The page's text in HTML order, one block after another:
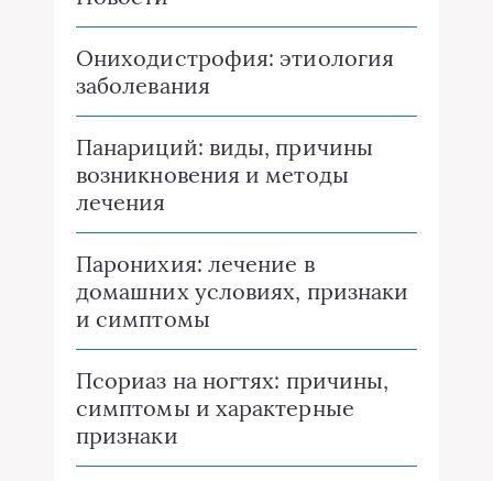
Ониходистрофия: этиология
заболевания
Панариций: виды, причины
возникновения и методы
лечения
Паронихия: лечение в
домашних условиях, признаки
и симптомы
Псориаз на ногтях: причины,
симптомы и характерные
признаки